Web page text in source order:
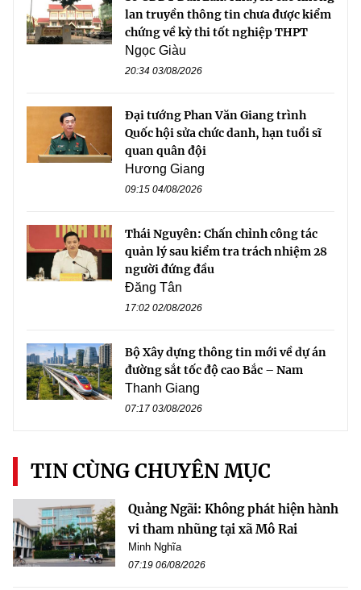
lan truyền thông tin chưa được kiểm
chứng về kỳ thi tốt nghiệp THPT
Ngọc Giàu
20:34 03/08/2026
Đại tướng Phan Văn Giang trình
Quốc hội sửa chức danh, hạn tuổi sĩ
quan quân đội
Hương Giang
09:15 04/08/2026
Thái Nguyên: Chấn chỉnh công tác
quản lý sau kiểm tra trách nhiệm 28
người đứng đầu
Đăng Tân
17:02 02/08/2026
Bộ Xây dựng thông tin mới về dự án
đường sắt tốc độ cao Bắc – Nam
Thanh Giang
07:17 03/08/2026
TIN CÙNG CHUYÊN MỤC
Quảng Ngãi: Không phát hiện hành
vi tham nhũng tại xã Mô Rai
Minh Nghĩa
07:19 06/08/2026